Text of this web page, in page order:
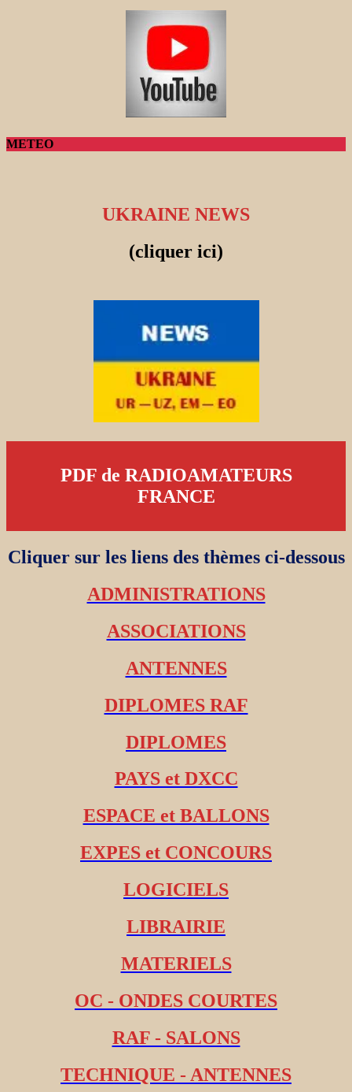
METEO
UKRAINE NEWS
(cliquer ici)
PDF de RADIOAMATEURS
FRANCE
Cliquer sur les liens des thèmes ci-dessous
ADMINISTRATIONS
ASSOCIATIONS
ANTENNES
DIPLOMES RAF
DIPLOMES
PAYS et DXCC
ESPACE et BALLONS
EXPES et CONCOURS
LOGICIELS
LIBRAIRIE
MATERIELS
OC - ONDES COURTES
RAF - SALONS
TECHNIQUE - ANTENNES